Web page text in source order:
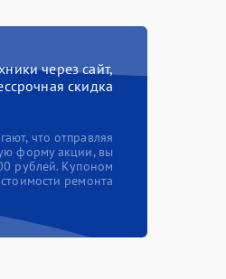
через сайт,
скидка
что отправляя
форму акции, вы
рублей. Купоном
ремонта